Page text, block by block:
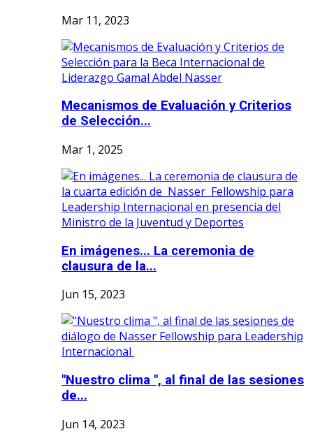
Mar 11, 2023
Mecanismos de Evaluación y Criterios
de Selección...
Mar 1, 2025
En imágenes... La ceremonia de
clausura de la...
Jun 15, 2023
"Nuestro clima ", al final de las sesiones
de...
Jun 14, 2023